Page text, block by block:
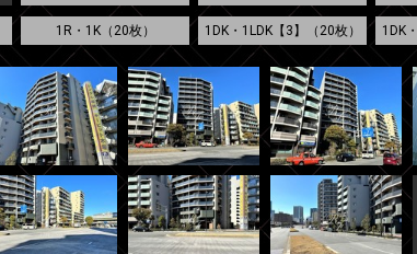
1R・1K（20枚） 1DK・1LDK【3】（20枚） 1DK